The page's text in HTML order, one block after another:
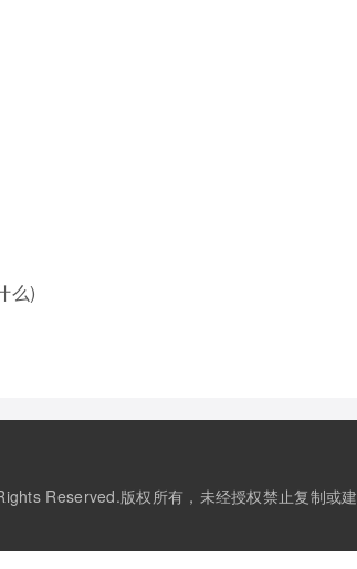
么)
Reserved.版权所有，未经授权禁止复制或